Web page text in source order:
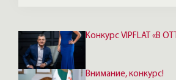
Конкурс VIPFLAT «В
Внимание, конкурс!